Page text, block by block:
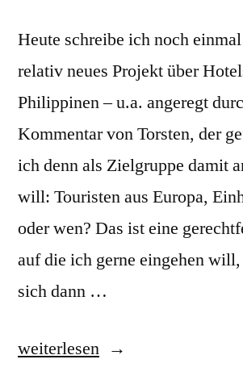
Heute schreibe ich noch
relativ neues Projekt über
Philippinen – u.a. angeregt
Kommentar von Torsten, der
ich denn als Zielgruppe damit
will: Touristen aus Europa,
oder wen? Das ist eine
auf die ich gerne eingehen
sich dann …
„Ein
weiterlesen